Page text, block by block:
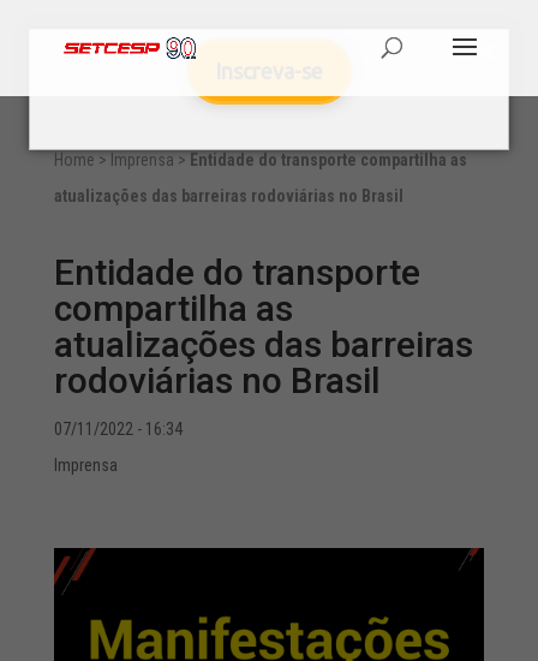
Home > Imprensa > Entidade do transporte compartilha as
atualizações das barreiras rodoviárias no Brasil
Entidade do transporte
compartilha as
atualizações das barreiras
rodoviárias no Brasil
07/11/2022 - 16:34
Imprensa